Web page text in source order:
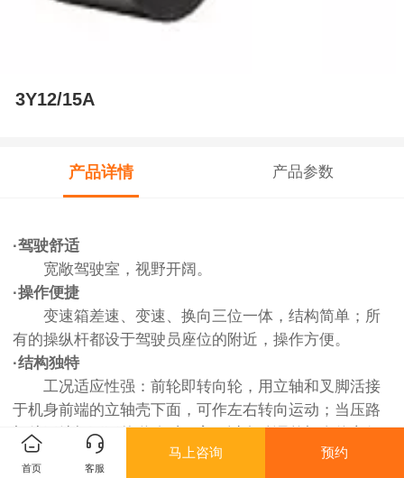
3Y12/15A
产品详情 产品参数
·驾驶舒适
宽敞驾驶室，视野开阔。
·操作便捷
变速箱差速、变速、换向三位一体，结构简单；所
有的操纵杆都设于驾驶员座位的附近，操作方便。
·结构独特
工况适应性强：前轮即转向轮，用立轴和叉脚活接
于机身前端的立轴壳下面，可作左右转向运动；当压路
机处于崎岖不平的道路时，它可以自动调整机身使之保
持水平。同时能够满足有拱度路面的压实。
首页 客服
马上咨询 预约